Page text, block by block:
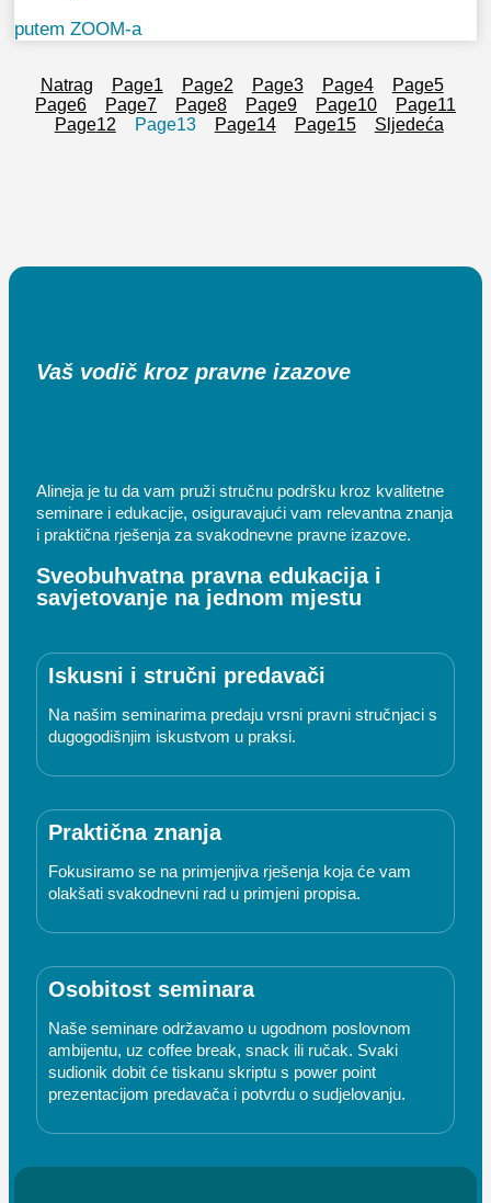
putem ZOOM-a
Natrag Page1 Page2 Page3 Page4 Page5
Page6 Page7 Page8 Page9 Page10 Page11
Page12 Page13 Page14 Page15 Sljedeća
Vaš vodič kroz pravne izazove
Alineja je tu da vam pruži stručnu podršku kroz kvalitetne
seminare i edukacije, osiguravajući vam relevantna znanja
i praktična rješenja za svakodnevne pravne izazove.
Sveobuhvatna pravna edukacija i
savjetovanje na jednom mjestu
Iskusni i stručni predavači
Na našim seminarima predaju vrsni pravni stručnjaci s
dugogodišnjim iskustvom u praksi.
Praktična znanja
Fokusiramo se na primjenjiva rješenja koja će vam
olakšati svakodnevni rad u primjeni propisa.
Osobitost seminara
Naše seminare održavamo u ugodnom poslovnom
ambijentu, uz coffee break, snack ili ručak. Svaki
sudionik dobit će tiskanu skriptu s power point
prezentacijom predavača i potvrdu o sudjelovanju.